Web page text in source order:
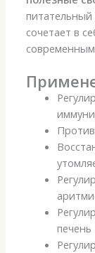
сочетает в
печень